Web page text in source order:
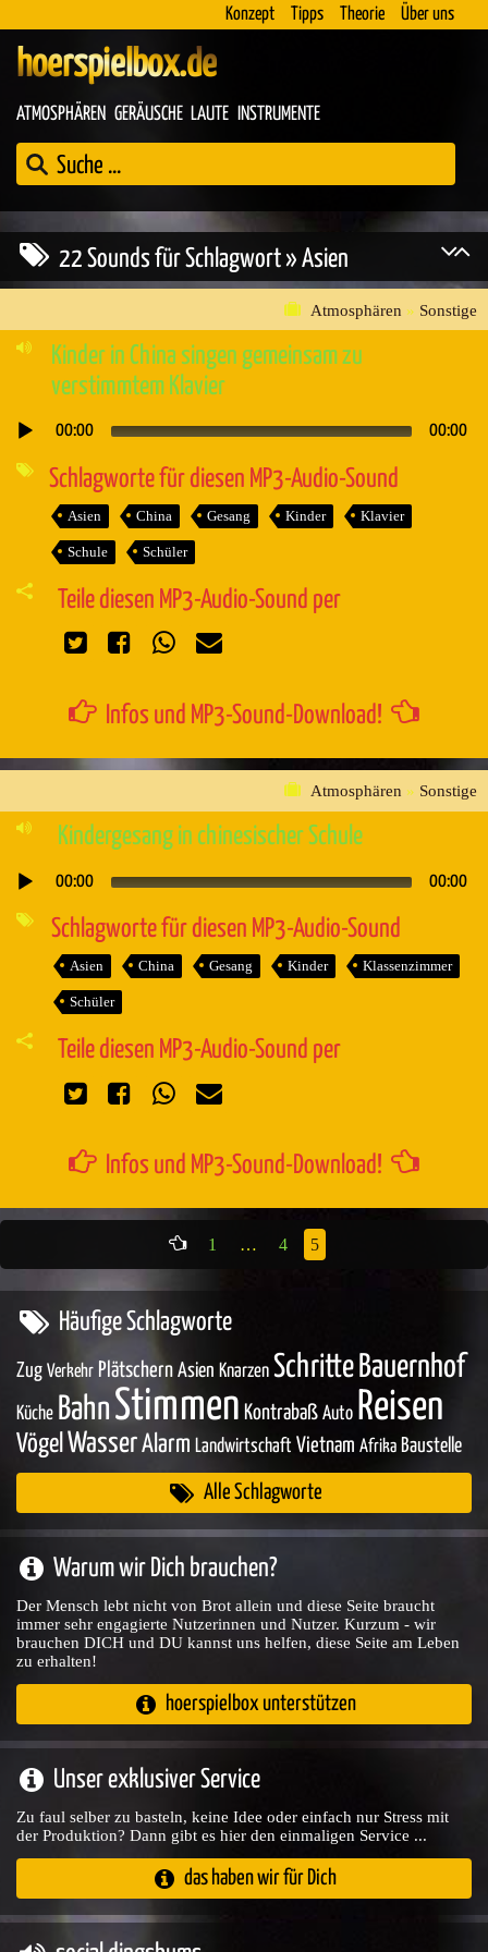
Konzept Tipps Theorie Über uns
hoerspielbox.de
ATMOSPHÄREN GERÄUSCHE LAUTE INSTRUMENTE
22 Sounds für Schlagwort » Asien
Atmosphären » Sonstige
Kinder in China singen gemeinsam zu
verstimmtem Klavier
Audio-
00:00 00:00
Schlagworte für diesen MP3-Audio-Sound
Asien China Gesang Kinder Klavier
Schule Schüler
Teile diesen MP3-Audio-Sound per
Infos und MP3-Sound-Download!
Atmosphären » Sonstige
Kindergesang in chinesischer Schule
Audio-
00:00 00:00
Schlagworte für diesen MP3-Audio-Sound
Asien China Gesang Kinder Klassenzimmer
Schüler
Teile diesen MP3-Audio-Sound per
Infos und MP3-Sound-Download!
1 … 4 5
Häufige Schlagworte
Zug Verkehr Plätschern Asien Knarzen Schritte Bauernhof
Küche Bahn Stimmen Kontrabaß Auto Reisen
Vögel WasserAlarm Landwirtschaft Vietnam Afrika Baustelle
Alle Schlagworte
Warum wir Dich brauchen?
Der Mensch lebt nicht von Brot allein und diese Seite braucht
immer sehr engagierte Nutzerinnen und Nutzer. Kurzum - wir
brauchen DICH und DU kannst uns helfen, diese Seite am Leben
zu erhalten!
hoerspielbox unterstützen
Unser exklusiver Service
Zu faul selber zu basteln, keine Idee oder einfach nur Stress mit
der Produktion? Dann gibt es hier den einmaligen Service ...
das haben wir für Dich